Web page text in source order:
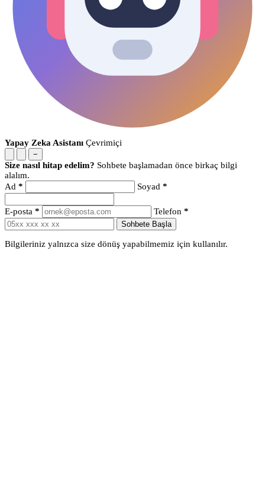
Yapay Zeka Asistanı Çevrimiçi
−
Size nasıl hitap edelim? Sohbete başlamadan önce birkaç bilgi
alalım.
Ad * Soyad *
E-posta * Telefon *
Sohbete Başla
Bilgileriniz yalnızca size dönüş yapabilmemiz için kullanılır.